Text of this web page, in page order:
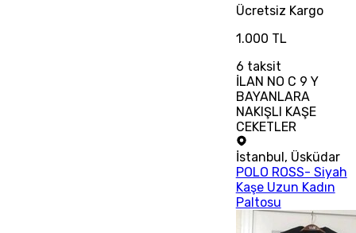
Ücretsiz Kargo
1.000 TL
6 taksit
İLAN NO C 9 Y
BAYANLARA
NAKIŞLI KAŞE
CEKETLER
İstanbul, Üsküdar
POLO ROSS- Siyah
Kaşe Uzun Kadın
Paltosu